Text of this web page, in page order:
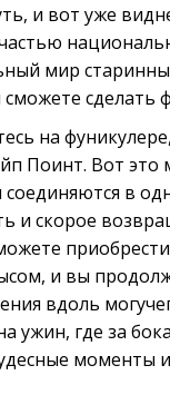
и вот уже
мир
сделать
на
Поинт. Вот это
в
и скорое
и вы
вдоль
ужин, где за
моменты